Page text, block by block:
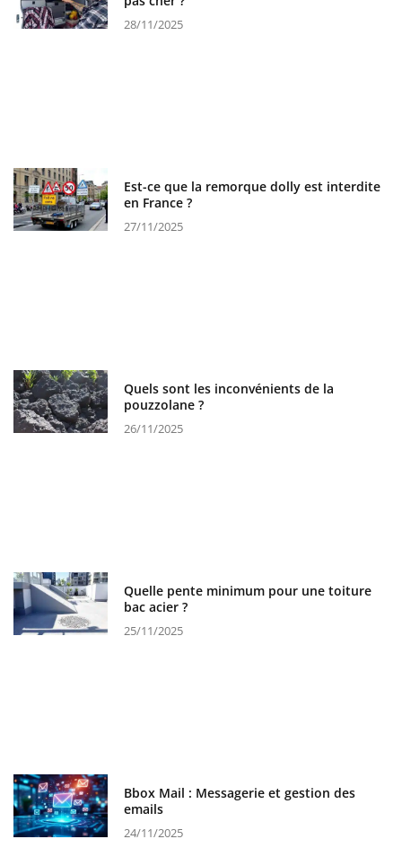
28/11/2025
Est-ce que la remorque dolly est interdite
en France ?
27/11/2025
Quels sont les inconvénients de la
pouzzolane ?
26/11/2025
Quelle pente minimum pour une toiture
bac acier ?
25/11/2025
Bbox Mail : Messagerie et gestion des
emails
24/11/2025